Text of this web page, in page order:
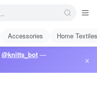
Accessories
Home Textiles
@knitts_bot —
×